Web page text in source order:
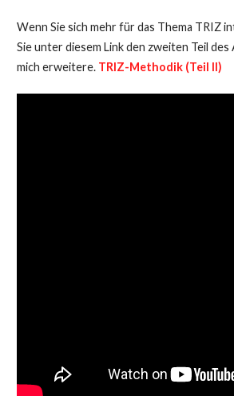
Wenn Sie sich mehr für das Thema TRIZ
Sie unter diesem Link den zweiten Teil des
mich erweitere. TRIZ-Methodik (Teil II)